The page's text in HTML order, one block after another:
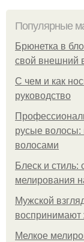
Популярные
Брюнетка в
свой внешний
С чем и как
руководство
русые волосы:
волосами
Блеск и
мелирования
Мужской
Мелкое